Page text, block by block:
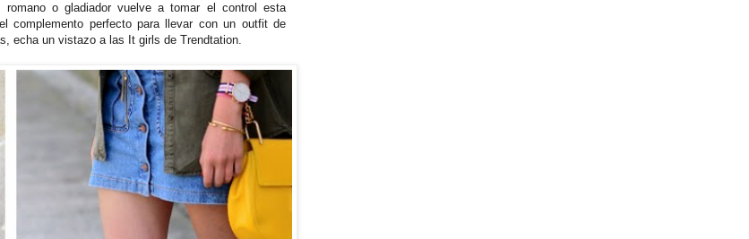
o gladiador vuelve a tomar el control esta
complemento perfecto para llevar con un outfit de
echa un vistazo a las It girls de Trendtation.